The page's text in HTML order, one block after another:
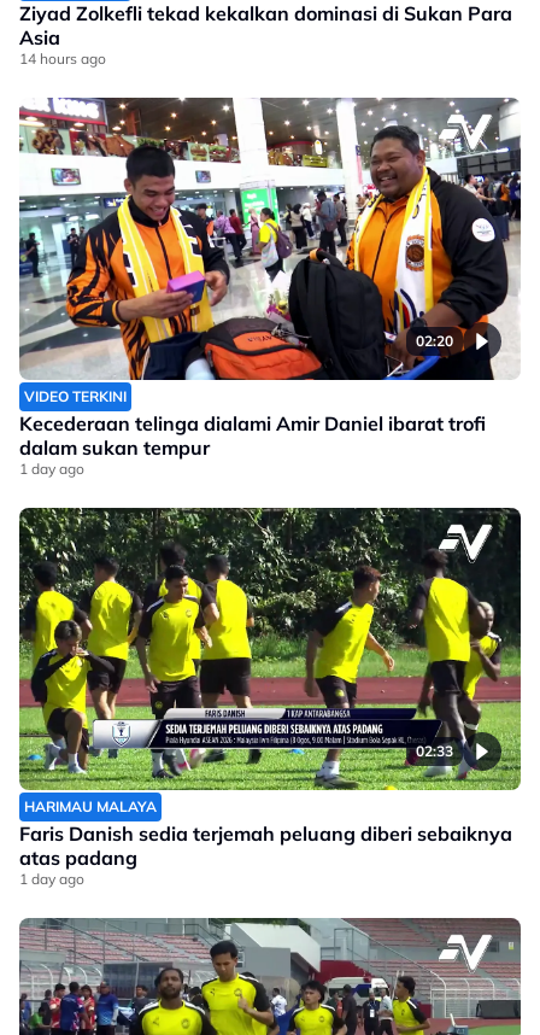
Ziyad Zolkefli tekad kekalkan dominasi di Sukan Para
Asia
14 hours ago
02:20
VIDEO TERKINI
Kecederaan telinga dialami Amir Daniel ibarat trofi
dalam sukan tempur
1 day ago
02:33
HARIMAU MALAYA
Faris Danish sedia terjemah peluang diberi sebaiknya
atas padang
1 day ago